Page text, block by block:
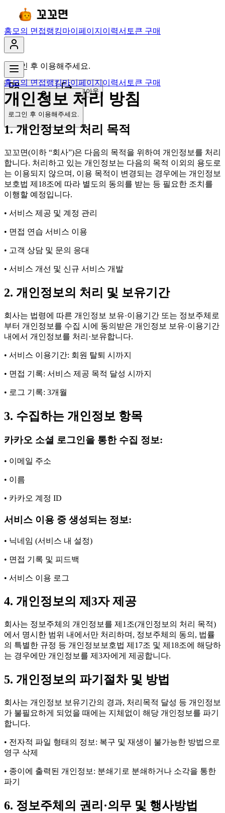
홈 모의 면접랭킹마이페이지 이력서 토큰 구매
로그인 후 이용해주세요.
마이페이지 로그아웃
홈모의 면접랭킹마이페이지이력서 토큰 구매
로그인 후 이용해주세요.
개인정보 처리 방침
1. 개인정보의 처리 목적
꼬꼬면(이하 “회사”)은 다음의 목적을 위하여 개인정보를 처리
합니다. 처리하고 있는 개인정보는 다음의 목적 이외의 용도로
는 이용되지 않으며, 이용 목적이 변경되는 경우에는 개인정보
보호법 제18조에 따라 별도의 동의를 받는 등 필요한 조치를
이행할 예정입니다.
• 서비스 제공 및 계정 관리
• 면접 연습 서비스 이용
• 고객 상담 및 문의 응대
• 서비스 개선 및 신규 서비스 개발
2. 개인정보의 처리 및 보유기간
회사는 법령에 따른 개인정보 보유·이용기간 또는 정보주체로
부터 개인정보를 수집 시에 동의받은 개인정보 보유·이용기간
내에서 개인정보를 처리·보유합니다.
• 서비스 이용기간: 회원 탈퇴 시까지
• 면접 기록: 서비스 제공 목적 달성 시까지
• 로그 기록: 3개월
3. 수집하는 개인정보 항목
카카오 소셜 로그인을 통한 수집 정보:
• 이메일 주소
• 이름
• 카카오 계정 ID
서비스 이용 중 생성되는 정보:
• 닉네임 (서비스 내 설정)
• 면접 기록 및 피드백
• 서비스 이용 로그
4. 개인정보의 제3자 제공
회사는 정보주체의 개인정보를 제1조(개인정보의 처리 목적)
에서 명시한 범위 내에서만 처리하며, 정보주체의 동의, 법률
의 특별한 규정 등 개인정보보호법 제17조 및 제18조에 해당하
는 경우에만 개인정보를 제3자에게 제공합니다.
5. 개인정보의 파기절차 및 방법
회사는 개인정보 보유기간의 경과, 처리목적 달성 등 개인정보
가 불필요하게 되었을 때에는 지체없이 해당 개인정보를 파기
합니다.
• 전자적 파일 형태의 정보: 복구 및 재생이 불가능한 방법으로
영구 삭제
• 종이에 출력된 개인정보: 분쇄기로 분쇄하거나 소각을 통한
파기
6. 정보주체의 권리·의무 및 행사방법